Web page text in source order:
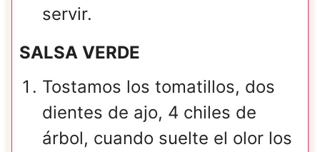
servir.
SALSA VERDE
Tostamos los tomatillos, dos
dientes de ajo, 4 chiles de
árbol, cuando suelte el olor los